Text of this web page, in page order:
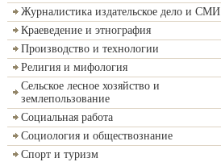
Журналистика издательское дело и СМИ
Краеведение и этнография
Производство и технологии
Религия и мифология
Сельское лесное хозяйство и
землепользование
Социальная работа
Социология и обществознание
Спорт и туризм